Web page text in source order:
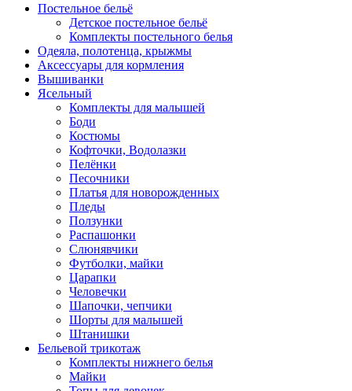
Постельное бельё
Детское постельное бельё
Комплекты постельного белья
Одеяла, полотенца, крыжмы
Аксессуары для кормления
Вышиванки
Ясельный
Комплекты для малышей
Боди
Костюмы
Кофточки, Водолазки
Пелёнки
Песочники
Платья для новорожденных
Пледы
Ползунки
Распашонки
Слюнявчики
Футболки, майки
Царапки
Человечки
Шапочки, чепчики
Шорты для малышей
Штанишки
Бельевой трикотаж
Комплекты нижнего белья
Майки